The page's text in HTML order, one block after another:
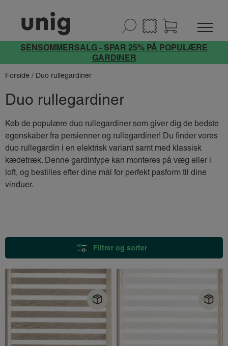
SENSOMMERSALG - SPAR 25% PÅ POPULÆRE
GARDINER
Forside / Duo rullegardiner
Duo rullegardiner
Køb de populære duo rullegardiner som giver dig de bedste
egenskaber fra persienner og rullegardiner! Du finder vores
duo rullegardin i en elektrisk variant samt med klassisk
kædetræk. Denne gardintype kan monteres på væg eller i
loft, og bestilles efter dine mål for perfekt pasform til dine
vinduer.
Filtrer og sorter